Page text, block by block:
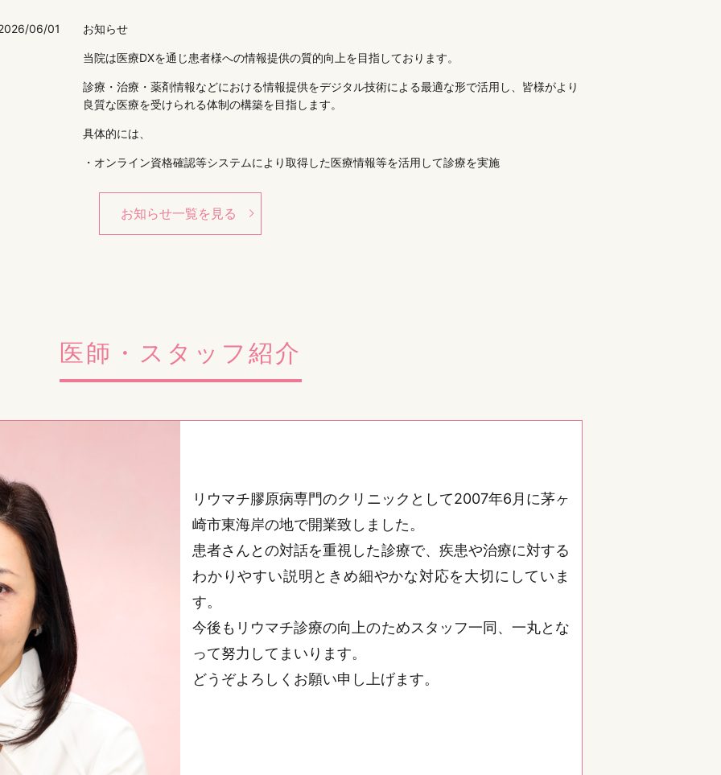
06/01 お知らせ
当院は医療DXを通じ患者様への情報提供の質的向上を目指しております。
診療・治療・薬剤情報などにおける情報提供をデジタル技術による最適な形で活用し、皆様がより
良質な医療を受けられる体制の構築を目指します。
具体的には、
・オンライン資格確認等システムにより取得した医療情報等を活用して診療を実施
・マイナ保険証の利用を促進
ます。また、公費負担医療を利用されているため、自己負担のない方についても明細書を無料で発
行しております。明細書の発行を希望されない方は、会計窓口にお申し出ください。
06/04 マイナンバーカードによるオンライン資格確認について
尚、令和6年6月よりマイナ保険証のご利用で点数（窓口負担額）が変わります。
◎マイナ保険証をご利用の場合‥初診時1点、再診時1点（3か月に1回）
◎従来型の保険証をご利用の場合‥初診時3点、再診時2点（3か月に1回）
は最大1年間有効です）
06/04
薬剤によっては供給が不安定になっているものがあるため、当院では商品名ではなく一般名での処
方を行っております。
お知らせ一覧を見る
医師・スタッフ紹介
リウマチ膠原病専門のクリニックとして2007年6月に茅ヶ
崎市東海岸の地で開業致しました。
患者さんとの対話を重視した診療で、疾患や治療に対する
わかりやすい説明ときめ細やかな対応を大切にしていま
す。
今後もリウマチ診療の向上のためスタッフ一同、一丸とな
って努力してまいります。
どうぞよろしくお願い申し上げます。